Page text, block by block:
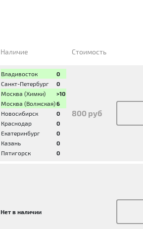
Наличие Стоимость
Владивосток
0
Санкт-Петербург
0
Москва (Химки)
>10
Москва (Волжская)6
Новосибирск
0
Краснодар
0
Екатеринбург
0
Казань
0
Пятигорск
0
800 руб
Нет в наличии